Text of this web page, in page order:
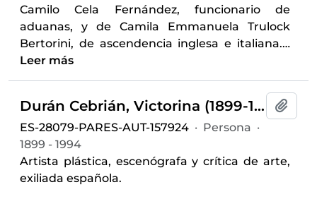
Camilo Cela Fernández, funcionario de
aduanas, y de Camila Emmanuela Trulock
Bertorini, de ascendencia inglesa e italiana.…
Leer más
Durán Cebrián, Victorina (1899-1994)
ES-28079-PARES-AUT-157924 · Persona ·
1899 - 1994
Artista plástica, escenógrafa y crítica de arte,
exiliada española.